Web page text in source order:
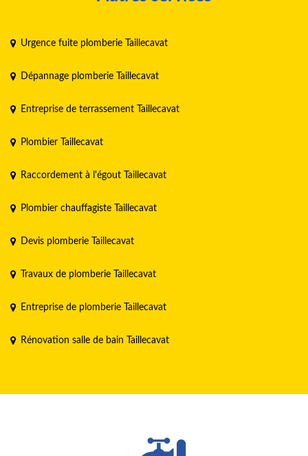
Urgence fuite plomberie Taillecavat
Dépannage plomberie Taillecavat
Entreprise de terrassement Taillecavat
Plombier Taillecavat
Raccordement à l'égout Taillecavat
Plombier chauffagiste Taillecavat
Devis plomberie Taillecavat
Travaux de plomberie Taillecavat
Entreprise de plomberie Taillecavat
Rénovation salle de bain Taillecavat